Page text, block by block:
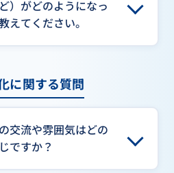
）がどのようになっ
えてください。
に関する質問
交流や雰囲気はどの
ですか？